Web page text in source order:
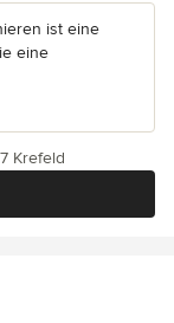
ist eine
eine
Krefeld